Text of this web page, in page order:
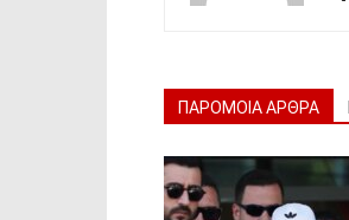
ΠΑΡΟΜΟΙΑ ΑΡΘΡΑ